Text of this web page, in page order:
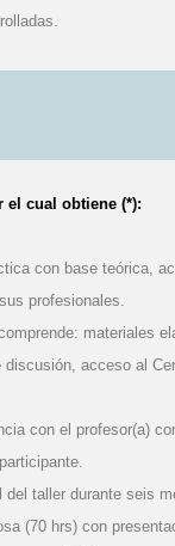
el cual obtiene (*):
con base teórica,
profesionales.
materiales
discusión, acceso al
con el profesor(a)
taller durante seis
(70 hrs) con